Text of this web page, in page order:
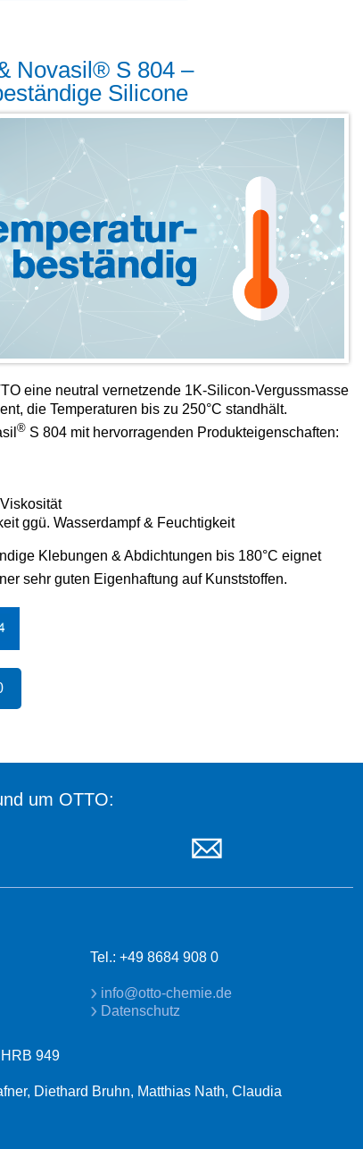
Novasil® S 804 –
Silicone
eine neutral vernetzende 1K-Silicon-Vergussmasse
die Temperaturen bis zu 250°C standhält.
® S 804 mit hervorragenden Produkteigenschaften:
ggü. Wasserdampf & Feuchtigkeit
Klebungen & Abdichtungen bis 180°C eignet
sehr guten Eigenhaftung auf Kunststoffen.
um OTTO:
Tel.: +49 8684 908 0
info@otto-chemie.de
Datenschutz
949
Diethard Bruhn, Matthias Nath, Claudia